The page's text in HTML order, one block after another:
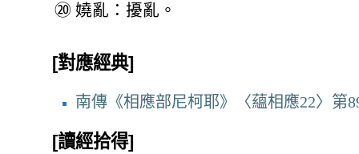
⑳ 嬈亂：擾亂。
[對應經典]
南傳《相應部尼柯耶》〈蘊相應22〉第
[讀經拾得]